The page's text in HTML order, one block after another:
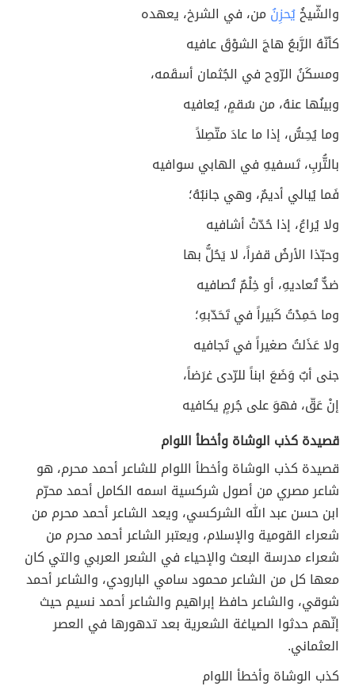
والشّيخُيُحزِنُ من، في الشرخ، يعهده
كأنّهُ الرَّبعُ هاجَ الشوْقَ عافيه
ومسكَنُ الرّوح في الجُثمان أسقَمه،
وبينُها عنهُ، من سُقمٍ، يُعافيه
وما يُحِسُّ، إذا ما عادَ متّصِلاً
بالتُّربِ، تَسفيهِ في الهابي سوافيه
فَما يُبالي أديمٌ، وهي جانبُهُ؛
ولا يُراعُ، إذا حُدّتْ أشافيه
وحبّذا الأرضُ قفراً، لا يَحُلُّ بها
ضدٌّ تُعاديهِ، أو خِلْمٌ تُصافيه
وما حَمِدْتُ كَبيراً في تَحَدّبهِ؛
ولا عَذَلتُ صغيراً في تَجافيه
جنى أبٌ وَضَعَ ابناً للرّدى غرَضاً،
إنْ عَقّ، فهوَ على جُرمٍ يكافيه
قصيدة كذب الوشاة وأخطأ اللوام
قصيدة كذب الوشاة وأخطأ اللوام للشاعر أحمد محرم، هو
شاعر مصري من أصول شركسية اسمه الكامل أحمد محرّم
ابن حسن عبد الله الشركسي، ويعد الشاعر أحمد محرم من
شعراء القومية والإسلام، ويعتبر الشاعر أحمد محرم من
شعراء مدرسة البعث والإحياء في الشعر العربي والتي كان
معها كل من الشاعر محمود سامي البارودي، والشاعر أحمد
شوقي، والشاعر حافظ إبراهيم والشاعر أحمد نسيم حيث
إنّهم حدثوا الصياغة الشعرية بعد تدهورها في العصر
العثماني.
كذب الوشاة وأخطأ اللوام